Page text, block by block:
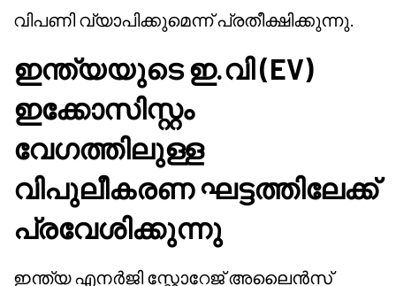
വിപണി വ്യാപിക്കുമെന്ന് പ്രതീക്ഷിക്കുന്നു.
ഇന്ത്യയുടെ ഇ.വി (EV)
ഇക്കോസിസ്റ്റം
വേഗത്തിലുള്ള
വിപുലീകരണ ഘട്ടത്തിലേക്ക്
പ്രവേശിക്കുന്നു
ഇന്ത്യ എനർജി സ്റ്റോറേജ് അലൈൻസ്